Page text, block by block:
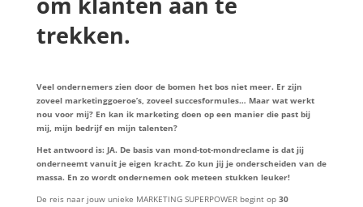
trekken.
Veel ondernemers zien door de bomen het bos niet meer. Er zijn
zoveel marketinggoeroe’s, zoveel succesformules… Maar wat werkt
nou voor mij? En kan ik marketing doen op een manier die past bij
mij, mijn bedrijf en mijn talenten?
Het antwoord is: JA. De basis van mond-tot-mondreclame is dat jij
onderneemt vanuit je eigen kracht. Zo kun jij je onderscheiden van de
massa. En zo wordt ondernemen ook meteen stukken leuker!
De reis naar jouw unieke MARKETING SUPERPOWER begint op 30